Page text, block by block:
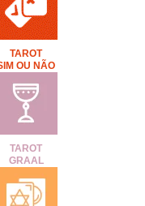
TAROT
OU NÃO
TAROT
GRAAL